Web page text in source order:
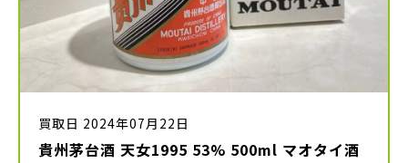
買取日 2024年07月22日
貴州茅台酒 天女1995 53% 500ml マオタイ酒